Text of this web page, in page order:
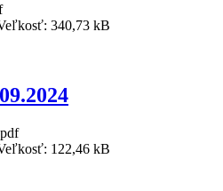
340,73 kB
122,46 kB